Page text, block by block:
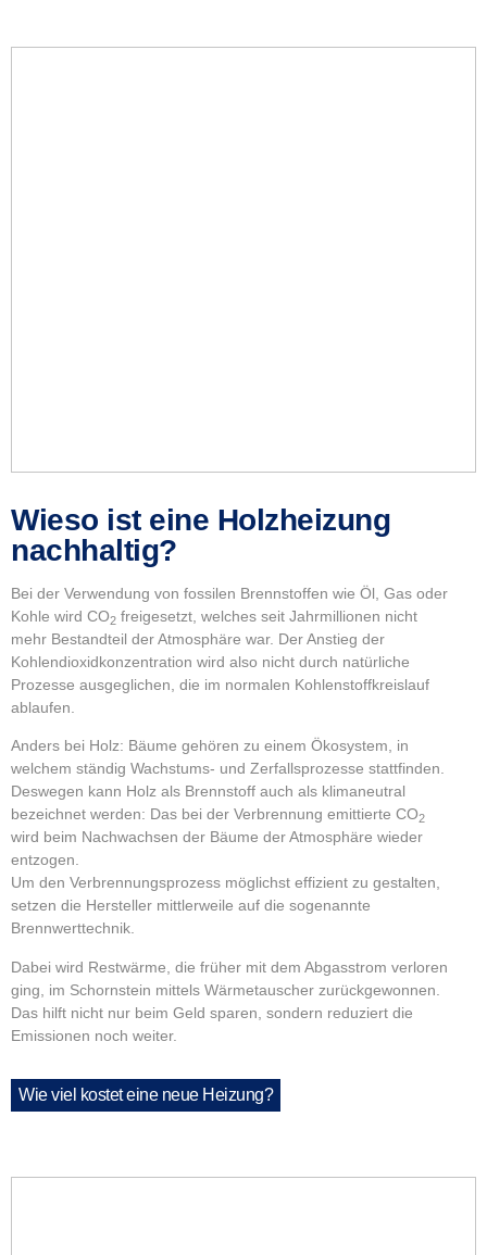
Wieso ist eine Holzheizung
nachhaltig?
Bei der Verwendung von fossilen Brennstoffen wie Öl, Gas oder
Kohle wird CO2 freigesetzt, welches seit Jahrmillionen nicht
mehr Bestandteil der Atmosphäre war. Der Anstieg der
Kohlendioxidkonzentration wird also nicht durch natürliche
Prozesse ausgeglichen, die im normalen Kohlenstoffkreislauf
ablaufen.
Anders bei Holz: Bäume gehören zu einem Ökosystem, in
welchem ständig Wachstums- und Zerfallsprozesse stattfinden.
Deswegen kann Holz als Brennstoff auch als klimaneutral
bezeichnet werden: Das bei der Verbrennung emittierte CO2
wird beim Nachwachsen der Bäume der Atmosphäre wieder
entzogen.
Um den Verbrennungsprozess möglichst effizient zu gestalten,
setzen die Hersteller mittlerweile auf die sogenannte
Brennwerttechnik.
Dabei wird Restwärme, die früher mit dem Abgasstrom verloren
ging, im Schornstein mittels Wärmetauscher zurückgewonnen.
Das hilft nicht nur beim Geld sparen, sondern reduziert die
Emissionen noch weiter.
Wie viel kostet eine neue Heizung?